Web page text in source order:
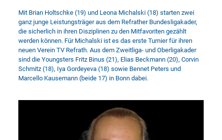
Mit Brian Holtschke (19) und Leona Michalski (18) starten zwei
ganz junge Leistungsträger aus dem Refrather Bundesligakader,
die sicherlich in ihren Disziplinen zu den Mitfavoriten gezählt
werden können. Für Michalski ist es das erste Turnier für ihren
neuen Verein TV Refrath. Aus dem Zweitliga- und Oberligakader
sind die Youngsters Fritz Binus (21), Elias Beckmann (20), Corvin
Schmitz (18), Iya Gordeyeva (18) sowie Bennet Peters und
Marcello Kausemann (beide 17) in Bonn dabei.